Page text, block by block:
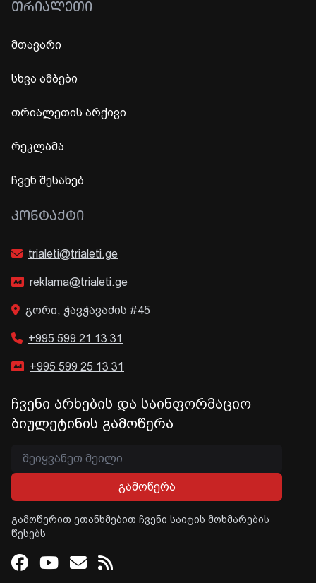
ᲗᲠᲘᲐᲚᲔᲗᲘ
მთავარი
სხვა ამბები
თრიალეთის არქივი
რეკლამა
ჩვენ შესახებ
ᲙᲝᲜᲢᲐᲥᲢᲘ
trialeti@trialeti.ge
reklama@trialeti.ge
გორი, ჭავჭავაძის #45
+995 599 21 13 31
+995 599 25 13 31
ჩვენი არხების და საინფორმაციო
ბიულეტინის გამოწერა
გამოწერა
გამოწერით ეთანხმებით ჩვენი საიტის მოხმარების
წესებს
Facebook
Youtube
Email
RSS